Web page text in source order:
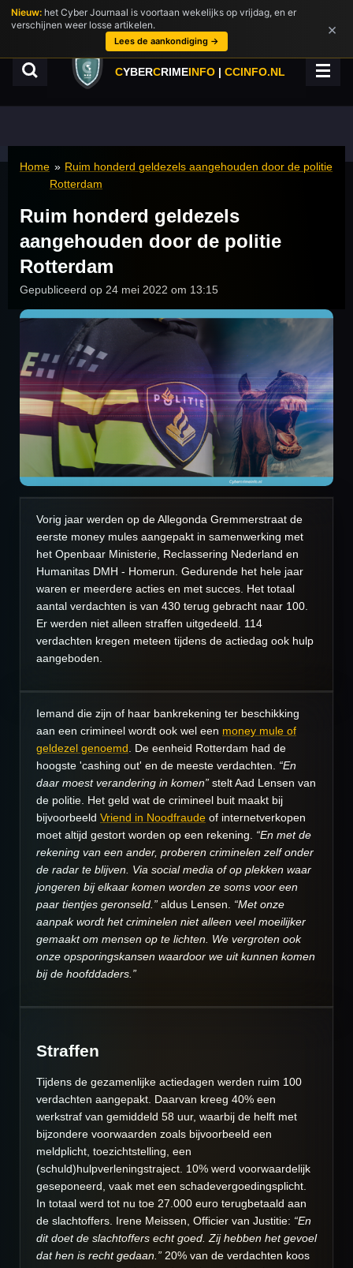
Ga
direct
hoofdinhoud
CYBERCRIMEINFO | CCINFO.NL
Home » Ruim honderd geldezels aangehouden door de politie
Rotterdam
Ruim honderd geldezels
aangehouden door de politie
Rotterdam
Gepubliceerd op 24 mei 2022 om 13:15
Vorig jaar werden op de Allegonda Gremmerstraat de
eerste money mules aangepakt in samenwerking met
het Openbaar Ministerie, Reclassering Nederland en
Humanitas DMH - Homerun. Gedurende het hele jaar
waren er meerdere acties en met succes. Het totaal
aantal verdachten is van 430 terug gebracht naar 100.
Er werden niet alleen straffen uitgedeeld. 114
verdachten kregen meteen tijdens de actiedag ook hulp
aangeboden.
Iemand die zijn of haar bankrekening ter beschikking
aan een crimineel wordt ook wel een money mule of
geldezel genoemd. De eenheid Rotterdam had de
hoogste 'cashing out' en de meeste verdachten. “En
daar moest verandering in komen” stelt Aad Lensen van
de politie. Het geld wat de crimineel buit maakt bij
bijvoorbeeld Vriend in Noodfraude of internetverkopen
moet altijd gestort worden op een rekening. “En met de
rekening van een ander, proberen criminelen zelf onder
de radar te blijven. Via social media of op plekken waar
jongeren bij elkaar komen worden ze soms voor een
paar tientjes geronseld.” aldus Lensen. “Met onze
aanpak wordt het criminelen niet alleen veel moeilijker
gemaakt om mensen op te lichten. We vergroten ook
onze opsporingskansen waardoor we uit kunnen komen
bij de hoofddaders.”
Straffen
Tijdens de gezamenlijke actiedagen werden ruim 100
verdachten aangepakt. Daarvan kreeg 40% een
werkstraf van gemiddeld 58 uur, waarbij de helft met
bijzondere voorwaarden zoals bijvoorbeeld een
meldplicht, toezichtstelling, een
(schuld)hulpverleningstraject. 10% werd voorwaardelijk
geseponeerd, vaak met een schadevergoedingsplicht.
In totaal werd tot nu toe 27.000 euro terugbetaald aan
de slachtoffers. Irene Meissen, Officier van Justitie: “En
dit doet de slachtoffers echt goed. Zij hebben het gevoel
dat hen is recht gedaan.” 20% van de verdachten koos
Nieuw: het Cyber Journaal is voortaan wekelijks op vrijdag, en er
verschijnen weer losse artikelen.
Lees de aankondiging →
×